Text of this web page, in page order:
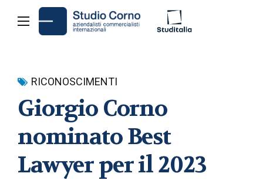
RICONOSCIMENTI
Giorgio Corno
nominato Best
Lawyer per il 2023